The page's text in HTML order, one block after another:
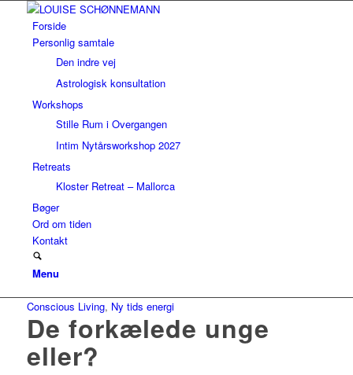
Forside
Personlig samtale
Den indre vej
Astrologisk konsultation
Workshops
Stille Rum i Overgangen
Intim Nytårsworkshop 2027
Retreats
Kloster Retreat – Mallorca
Bøger
Ord om tiden
Kontakt
Menu
Conscious Living, Ny tids energi
De forkælede unge
eller?